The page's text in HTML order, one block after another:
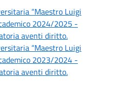
“Maestro Luigi
2024/2025 -
aventi diritto.
“Maestro Luigi
2023/2024 -
aventi diritto.